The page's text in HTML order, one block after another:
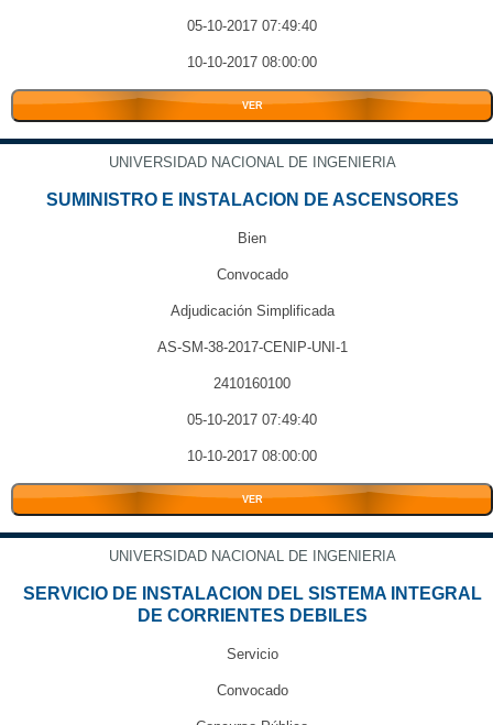
05-10-2017 07:49:40
10-10-2017 08:00:00
VER
UNIVERSIDAD NACIONAL DE INGENIERIA
SUMINISTRO E INSTALACION DE ASCENSORES
Bien
Convocado
Adjudicación Simplificada
AS-SM-38-2017-CENIP-UNI-1
2410160100
05-10-2017 07:49:40
10-10-2017 08:00:00
VER
UNIVERSIDAD NACIONAL DE INGENIERIA
SERVICIO DE INSTALACION DEL SISTEMA INTEGRAL
DE CORRIENTES DEBILES
Servicio
Convocado